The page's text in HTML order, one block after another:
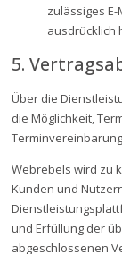
zulässiges
ausdrücklich
5.
Über die
die Möglichkeit,
Webrebels wird zu
Kunden und
und Erfüllung der
abgeschlossenen